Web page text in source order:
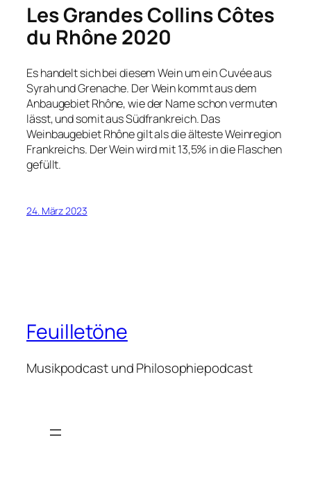
Les Grandes Collins Côtes
du Rhône 2020
Es handelt sich bei diesem Wein um ein Cuvée aus
Syrah und Grenache. Der Wein kommt aus dem
Anbaugebiet Rhône, wie der Name schon vermuten
lässt, und somit aus Südfrankreich. Das
Weinbaugebiet Rhône gilt als die älteste Weinregion
Frankreichs. Der Wein wird mit 13,5% in die Flaschen
gefüllt.
24. März 2023
Feuilletöne
Musikpodcast und Philosophiepodcast